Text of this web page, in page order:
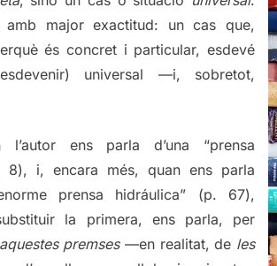
major exactitud: un cas que,
és concret i particular, esdevé
universal —i, sobretot,
l’autor ens parla d’una “prensa
8), i, encara més, quan ens parla
prensa hidráulica” (p. 67),
la primera, ens parla, per
premses—en realitat, de les